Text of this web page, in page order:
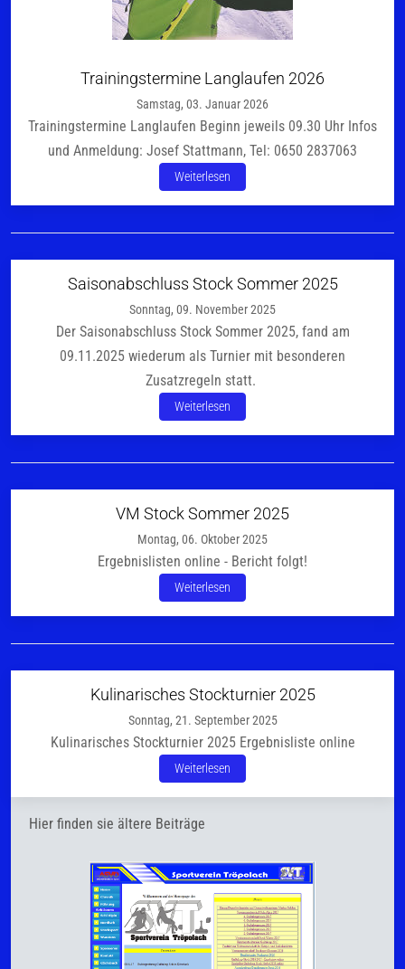
Trainingstermine Langlaufen 2026
Samstag, 03. Januar 2026
Trainingstermine Langlaufen Beginn jeweils 09.30 Uhr Infos
und Anmeldung: Josef Stattmann, Tel: 0650 2837063
Weiterlesen
Saisonabschluss Stock Sommer 2025
Sonntag, 09. November 2025
Der Saisonabschluss Stock Sommer 2025, fand am
09.11.2025 wiederum als Turnier mit besonderen
Zusatzregeln statt.
Weiterlesen
VM Stock Sommer 2025
Montag, 06. Oktober 2025
Ergebnislisten online - Bericht folgt!
Weiterlesen
Kulinarisches Stockturnier 2025
Sonntag, 21. September 2025
Kulinarisches Stockturnier 2025 Ergebnisliste online
Weiterlesen
Hier finden sie ältere Beiträge